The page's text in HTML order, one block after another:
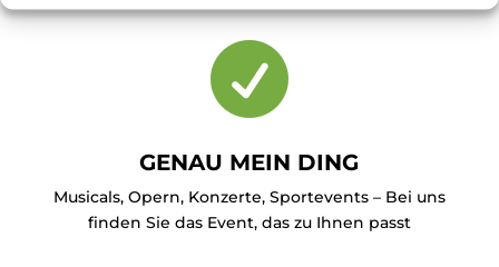

GENAU MEIN DING
Musicals, Opern, Konzerte, Sportevents – Bei uns
finden Sie das Event, das zu Ihnen passt